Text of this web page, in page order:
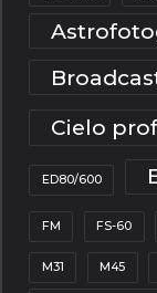
Cielo
ED80/600
FM FS-60
M31 M45